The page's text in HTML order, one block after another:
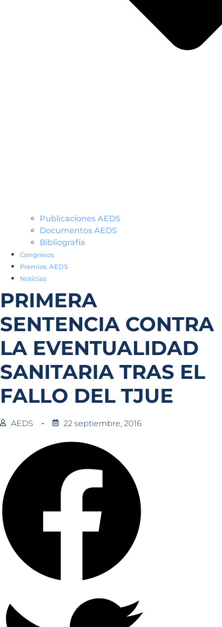
Publicaciones AEDS
Documentos AEDS
Bibliografía
Congresos
Premios AEDS
Noticias
PRIMERA
SENTENCIA CONTRA
LA EVENTUALIDAD
SANITARIA TRAS EL
FALLO DEL TJUE
AEDS 22 septiembre, 2016